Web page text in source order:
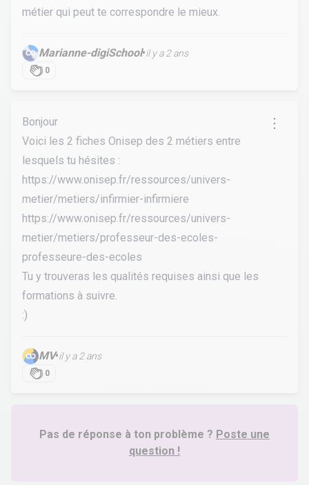
métier qui peut te correspondre le mieux.
Marianne-digiSchool•il y a 2 ans
0
Bonjour
Voici les 2 fiches Onisep des 2 métiers entre
lesquels tu hésites :
https://www.onisep.fr/ressources/univers-
metier/metiers/infirmier-infirmiere
https://www.onisep.fr/ressources/univers-
metier/metiers/professeur-des-ecoles-
professeure-des-ecoles
Tu y trouveras les qualités requises ainsi que les
formations à suivre.
:)
MV•il y a 2 ans
0
Pas de réponse à ton problème ? Poste une
question !